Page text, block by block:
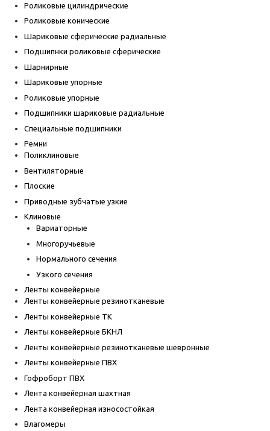
Роликовые цилиндрические
Роликовые конические
Шариковые сферические радиальные
Подшипнки роликовые сферические
Шарнирные
Шариковые упорные
Роликовые упорные
Подшипники шариковые радиальные
Специальные подшипники
Ремни
Поликлиновые
Вентиляторные
Плоские
Приводные зубчатые узкие
Клиновые
Вариаторные
Многоручьевые
Нормального сечения
Узкого сечения
Ленты конвейерные
Ленты конвейерные резинотканевые
Ленты конвейерные ТК
Ленты конвейерные БКНЛ
Ленты конвейерные резинотканевые шевронные
Ленты конвейерные ПВХ
Гофроборт ПВХ
Лента конвейерная шахтная
Лента конвейерная износостойкая
Влагомеры